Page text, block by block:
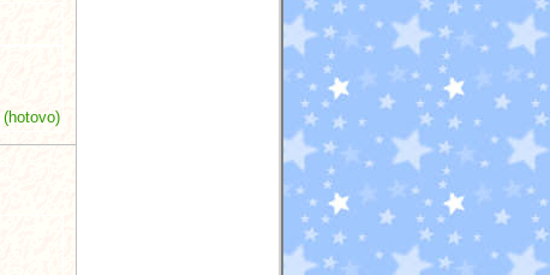
(hotovo)